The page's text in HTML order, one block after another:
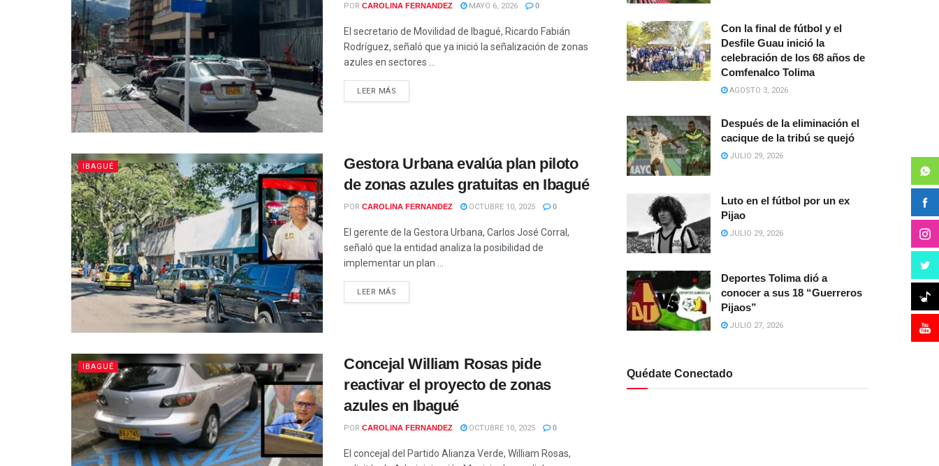
POR CAROLINA FERNANDEZ MAYO 6, 2026 0
El secretario de Movilidad de Ibagué, Ricardo Fabián
Rodríguez, señaló que ya inició la señalización de zonas
azules en sectores ...
LEER MÁS
IBAGUÉ
Gestora Urbana evalúa plan piloto
de zonas azules gratuitas en Ibagué
POR CAROLINA FERNANDEZ OCTUBRE 10, 2025 0
El gerente de la Gestora Urbana, Carlos José Corral,
señaló que la entidad analiza la posibilidad de
implementar un plan ...
LEER MÁS
IBAGUÉ
Concejal William Rosas pide
reactivar el proyecto de zonas
azules en Ibagué
POR CAROLINA FERNANDEZ OCTUBRE 10, 2025 0
El concejal del Partido Alianza Verde, William Rosas,
Con la final de fútbol y el
Desfile Guau inició la
celebración de los 68 años de
Comfenalco Tolima
AGOSTO 3, 2026
Después de la eliminación el
cacique de la tribú se quejó
JULIO 29, 2026
Luto en el fútbol por un ex
Pijao
JULIO 29, 2026
Deportes Tolima dió a
conocer a sus 18 “Guerreros
Pijaos”
JULIO 27, 2026
Quédate Conectado